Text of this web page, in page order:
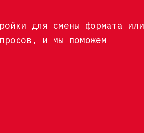
для смены формата или
и мы поможем